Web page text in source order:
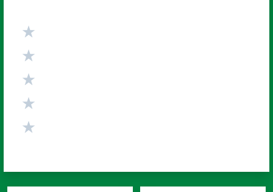
Strutture
territorio